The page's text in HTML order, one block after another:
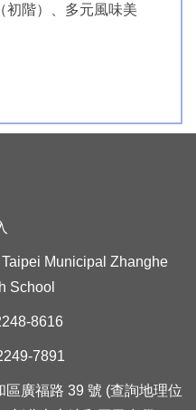
初階）、多元風味美
Municipal Zhanghe
School
8616
7891
廣福路 39 號 (查詢地理位